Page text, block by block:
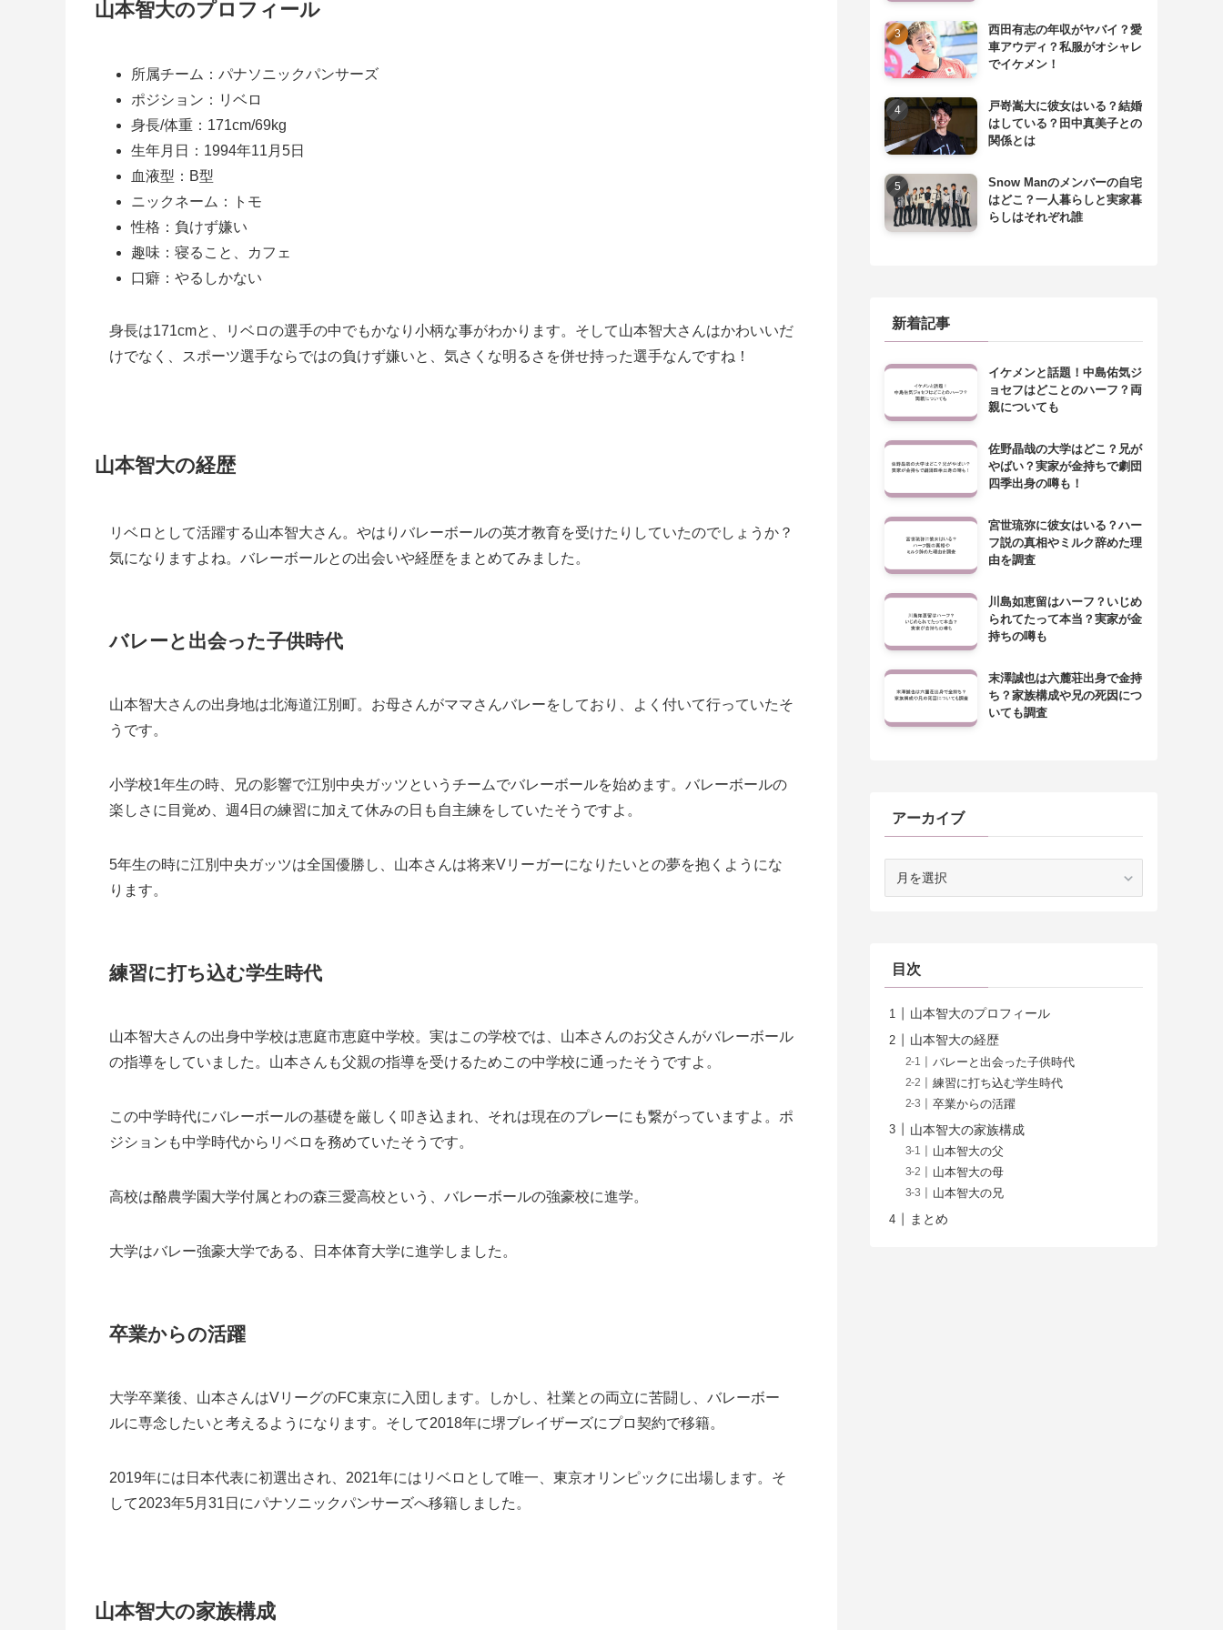
山本智大のプロフィール
所属チーム：パナソニックパンサーズ
ポジション：リベロ
身長/体重：171cm/69kg
生年月日：1994年11月5日
血液型：B型
ニックネーム：トモ
性格：負けず嫌い
趣味：寝ること、カフェ
口癖：やるしかない
身長は171cmと、リベロの選手の中でもかなり小柄な事がわかります。そして山本智大さんはかわいいだ
けでなく、スポーツ選手ならではの負けず嫌いと、気さくな明るさを併せ持った選手なんですね！
山本智大の経歴
リベロとして活躍する山本智大さん。やはりバレーボールの英才教育を受けたりしていたのでしょうか？
気になりますよね。バレーボールとの出会いや経歴をまとめてみました。
バレーと出会った子供時代
山本智大さんの出身地は北海道江別町。お母さんがママさんバレーをしており、よく付いて行っていたそ
うです。
小学校1年生の時、兄の影響で江別中央ガッツというチームでバレーボールを始めます。バレーボールの
楽しさに目覚め、週4日の練習に加えて休みの日も自主練をしていたそうですよ。
5年生の時に江別中央ガッツは全国優勝し、山本さんは将来Vリーガーになりたいとの夢を抱くようにな
ります。
練習に打ち込む学生時代
山本智大さんの出身中学校は恵庭市恵庭中学校。実はこの学校では、山本さんのお父さんがバレーボール
の指導をしていました。山本さんも父親の指導を受けるためこの中学校に通ったそうですよ。
この中学時代にバレーボールの基礎を厳しく叩き込まれ、それは現在のプレーにも繋がっていますよ。ポ
ジションも中学時代からリベロを務めていたそうです。
高校は酪農学園大学付属とわの森三愛高校という、バレーボールの強豪校に進学。
大学はバレー強豪大学である、日本体育大学に進学しました。
卒業からの活躍
大学卒業後、山本さんはVリーグのFC東京に入団します。しかし、社業との両立に苦闘し、バレーボー
ルに専念したいと考えるようになります。そして2018年に堺ブレイザーズにプロ契約で移籍。
2019年には日本代表に初選出され、2021年にはリベロとして唯一、東京オリンピックに出場します。そ
して2023年5月31日にパナソニックパンサーズへ移籍しました。
山本智大の家族構成
西田有志の年収がヤバイ？愛
車アウディ？私服がオシャレ
でイケメン！
戸嵜嵩大に彼女はいる？結婚
はしている？田中真美子との
関係とは
Snow Manのメンバーの自宅
はどこ？一人暮らしと実家暮
らしはそれぞれ誰
新着記事
イケメンと話題！中島佑気ジ
ョセフはどことのハーフ？両
親についても
佐野晶哉の大学はどこ？兄が
やばい？実家が金持ちで劇団
四季出身の噂も！
宮世琉弥に彼女はいる？ハー
フ説の真相やミルク辞めた理
由を調査
川島如恵留はハーフ？いじめ
られてたって本当？実家が金
持ちの噂も
末澤誠也は六麓荘出身で金持
ち？家族構成や兄の死因につ
いても調査
アーカイブ
目次
山本智大のプロフィール
山本智大の経歴
バレーと出会った子供時代
練習に打ち込む学生時代
卒業からの活躍
山本智大の家族構成
山本智大の父
山本智大の母
山本智大の兄
まとめ